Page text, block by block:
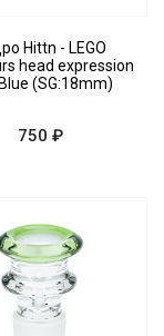
Hittn - LEGO
head expression
(SG:18mm)
750 ₽